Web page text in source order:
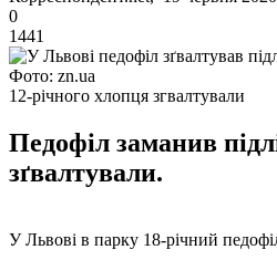
0
1441
Фото: zn.ua
12-річного хлопця згвалтували
Педофіл заманив
зґвалтували.
У Львові в парку 18-річний